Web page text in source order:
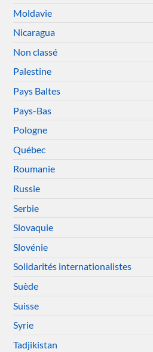
Moldavie
Nicaragua
Non classé
Palestine
Pays Baltes
Pays-Bas
Pologne
Québec
Roumanie
Russie
Serbie
Slovaquie
Slovénie
Solidarités internationalistes
Suède
Suisse
Syrie
Tadjikistan